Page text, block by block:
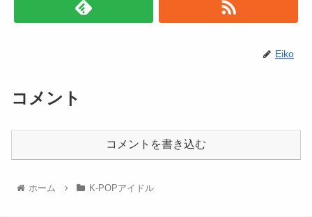
Eiko
コメント
コメントを書き込む
ホーム K-POPアイドル